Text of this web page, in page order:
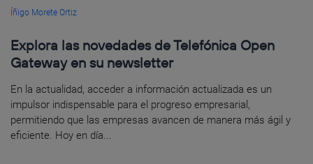
Íñigo Morete Ortiz
Explora las novedades de Telefónica Open
Gateway en su newsletter
En la actualidad, acceder a información actualizada es un
impulsor indispensable para el progreso empresarial,
permitiendo que las empresas avancen de manera más ágil y
eficiente. Hoy en día...